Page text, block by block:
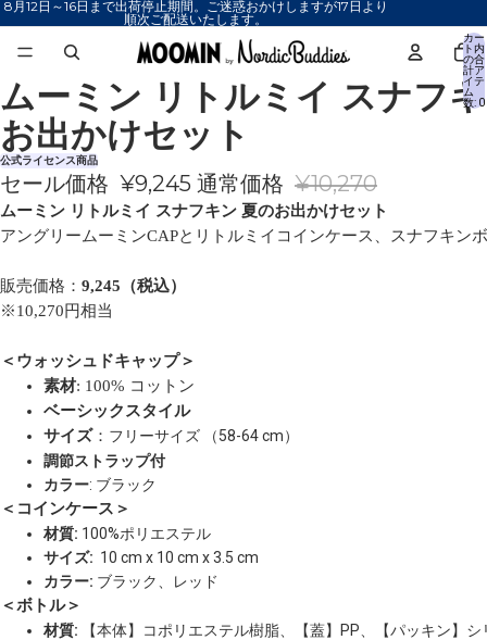
8月12日～16日まで出荷停止期間。ご迷惑おかけしますが17日より
順次ご配送いたします。
カー
ト内
の合
計ア
イテ
ム
数: 0
画
像
を
全
画
面
で
示
画
像
を
全
画
面
で
示
画
像
を
全
画
面
で
示
画
像
を
全
画
面
で
示
画
像
を
全
画
面
で
示
画
像
を
全
画
面
で
示
画
像
を
全
画
面
で
示
画
像
を
全
画
面
で
示
ムーミン リトルミイ スナフ
お出かけセット
公式ライセンス商品
セール価格 ¥9,245 通常価格 ¥10,270
ムーミン リトルミイ スナフキン 夏のお出かけセット
アングリームーミンCAPとリトルミイコインケース、スナフキン
販売価格： 9,245（税込）
※10,270円相当
＜ウォッシュドキャップ＞
素材: 100% コットン
ベーシックスタイル
サイズ： フリーサイズ （58-64 cm）
調節ストラップ付
カラー: ブラック
＜コインケース＞
材質: 100%ポリエステル
サイズ: 10 cm x 10 cm x 3.5 cm
カラー: ブラック、レッド
＜ボトル＞
材質:
【本体】コポリエステル樹脂、【蓋】PP、【パッキン】シ